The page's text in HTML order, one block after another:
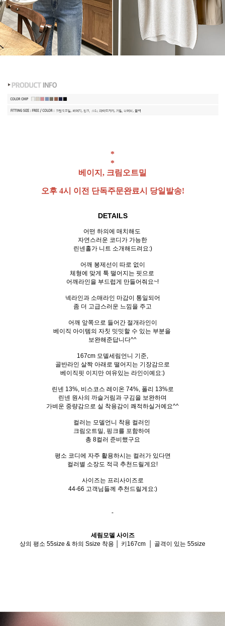
*
*
베이지, 크림오트밀
오후 4시 이전 단독주문완료시 당일발송!
DETAILS
어떤 하의에 매치해도
자연스러운 코디가 가능한
린넨홀가 니트 소개해드려요:)
어깨 봉제선이 따로 없이
체형에 맞게 툭 떨어지는 핏으로
어깨라인을 부드럽게 만들어줘요~!
넥라인과 소매라인 마감이 통일되어
좀 더 고급스러운 느낌을 주고
어깨 앞쪽으로 들어간 절개라인이
베이직 아이템의 자칫 밋밋할 수 있는 부분을
보완해준답니다^^
167cm 모델세림언니 기준,
골반라인 살짝 아래로 떨어지는 기장감으로
베이직핏 이지만 여유있는 라인이예요:)
린넨 13%, 비스코스 레이온 74%, 폴리 13%로
린넨 원사의 까슬거림과 구김을 보완하며
가벼운 중량감으로 실 착용감이 쾌적하실거예요^^
컬러는 모델언니 착용 컬러인
크림오트밀, 핑크를 포함하여
총 8컬러 준비했구요
평소 코디에 자주 활용하시는 컬러가 있다면
컬러별 소장도 적극 추천드릴게요!
사이즈는 프리사이즈로
44-66 고객님들께 추천드릴게요:)
-
세림모델 사이즈
상의 평소 55size & 하의 Ssize 착용 │ 키167cm │ 골격이 있는 55size